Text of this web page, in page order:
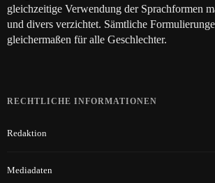
gleichzeitige Verwendung der Sprachformen
und divers verzichtet. Sämtliche
gleichermaßen für alle Geschlechter.
RECHTLICHE INFORMATIONEN
Redaktion
Mediadaten